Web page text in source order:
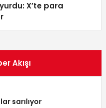
X’te para
Akışı
sarılıyor